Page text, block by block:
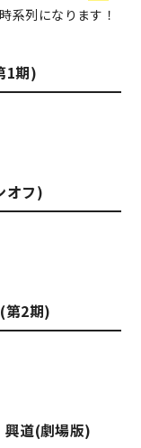
系列になります！
1期)
オフ)
第2期)
道(劇場版)